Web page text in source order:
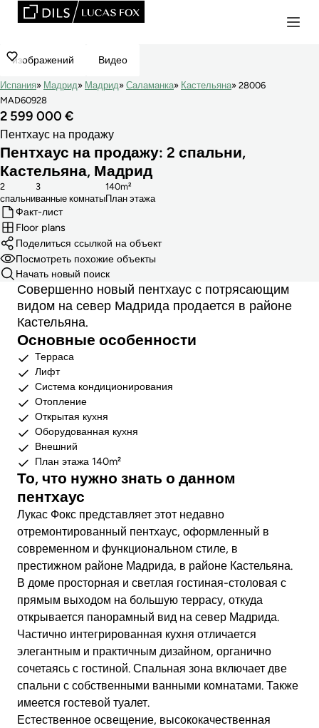
изображений Видео
Испания Мадрид Мадрид Саламанка Кастельяна
28006
MAD60928
2 599 000 €
Пентхаус на продажу
Пентхаус на продажу: 2 спальни,
Кастельяна, Мадрид
cпальни
2
ванные комнаты
3
План этажа
140m²
Факт-лист
Floor plans
Поделиться ссылкой на объект
Посмотреть похожие объекты
Начать новый поиск
Совершенно новый пентхаус с потрясающим
видом на север Мадрида продается в районе
Кастельяна.
Основные особенности
Терраса
Лифт
Система кондиционирования
Отопление
Открытая кухня
Оборудованная кухня
Внешний
План этажа 140m²
То, что нужно знать о данном
пентхаус
Лукас Фокс представляет этот недавно
отремонтированный пентхаус, оформленный в
современном и функциональном стиле, в
престижном районе Мадрида, в районе Кастельяна.
В доме просторная и светлая гостиная-столовая с
прямым выходом на большую террасу, откуда
открывается панорамный вид на север Мадрида.
Частично интегрированная кухня отличается
элегантным и практичным дизайном, органично
сочетаясь с гостиной. Спальная зона включает две
спальни с собственными ванными комнатами. Также
имеется гостевой туалет.
Естественное освещение, высококачественная